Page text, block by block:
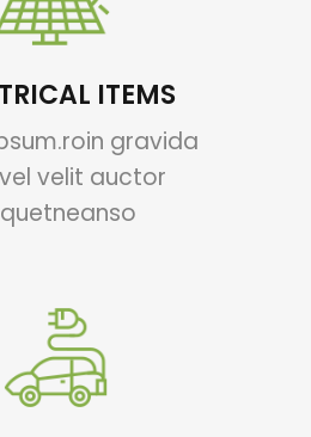
ITEMS
gravida
velit auctor